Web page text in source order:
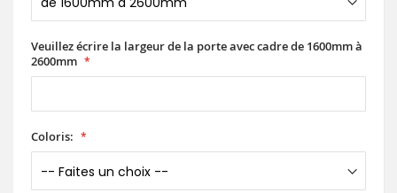
Veuillez écrire la largeur de la porte avec cadre de 1600mm à
2600mm
Coloris: